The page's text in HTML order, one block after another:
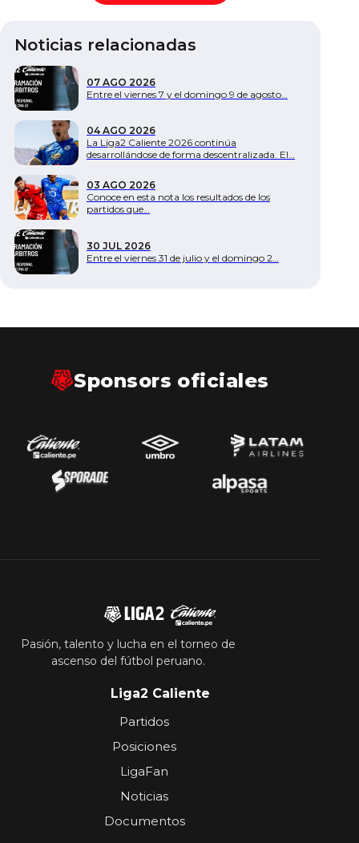
Noticias relacionadas
07 AGO 2026
Entre el viernes 7 y el domingo 9 de agosto…
04 AGO 2026
La Liga2 Caliente 2026 continúa
desarrollándose de forma descentralizada. El…
03 AGO 2026
Conoce en esta nota los resultados de los
partidos que…
30 JUL 2026
Entre el viernes 31 de julio y el domingo 2…
Sponsors oficiales
Pasión, talento y lucha en el torneo de
ascenso del fútbol peruano.
Liga2 Caliente
Partidos
Posiciones
LigaFan
Noticias
Documentos